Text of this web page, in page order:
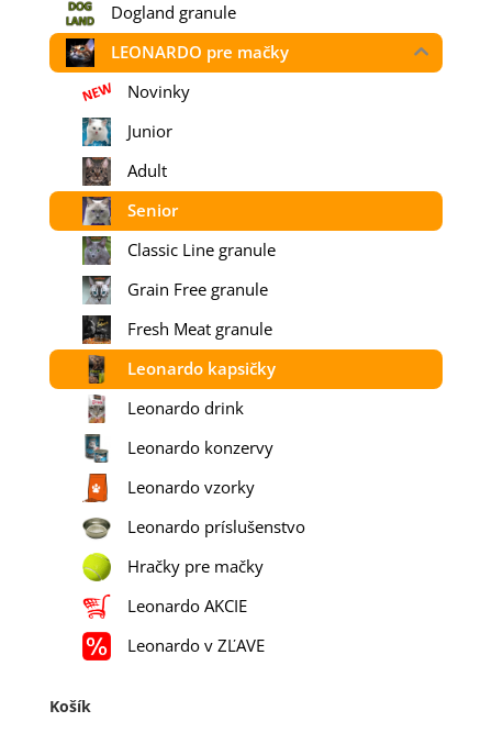
Dogland granule
LEONARDO pre mačky
Novinky
Junior
Adult
Senior
Classic Line granule
Grain Free granule
Fresh Meat granule
Leonardo kapsičky
Leonardo drink
Leonardo konzervy
Leonardo vzorky
Leonardo príslušenstvo
Hračky pre mačky
Leonardo AKCIE
Leonardo v ZĽAVE
Košík